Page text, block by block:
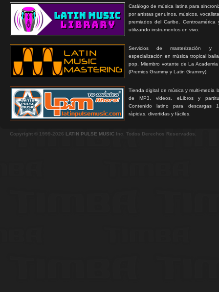
Catálogo de música latina para
por artistas genuinos, músicos,
premiados del Caribe, Centroamérica
utilizando instrumentos en vivo.
Servicios de masterización y
especialización en música tropical
pop. Miembro votante de La
(Premios Grammy y Latin Grammy).
Tienda digital de música y multi-media
de MP3, videos, eLibros y
Contenido latino para descargas
rápidas, divertidas y fáciles.
Copyright © 1999-2026 LATIN PULSE MUSIC Inc. Todos Derechos Reservados.